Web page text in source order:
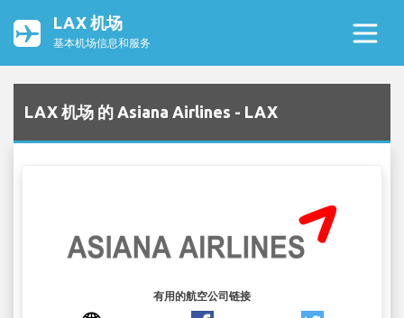
LAX 机场
基本机场信息和服务
LAX 机场 的 Asiana Airlines - LAX
有用的航空公司链接